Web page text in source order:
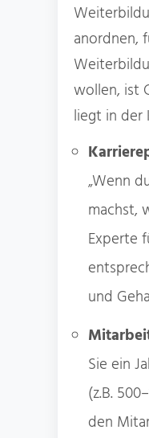
anordnen,
wollen, ist
liegt in der
„Wenn
machst,
Experte
und
Sie ein
(z.B.
den